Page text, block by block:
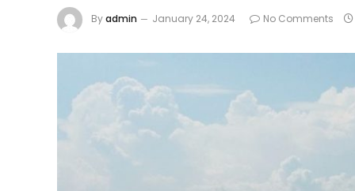
Byadmin January 24, 2024 No Comments